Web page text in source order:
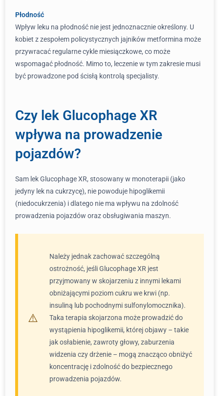
Płodność
Wpływ leku na płodność nie jest jednoznacznie określony. U
kobiet z zespołem policystycznych jajników metformina może
przywracać regularne cykle miesiączkowe, co może
wspomagać płodność. Mimo to, leczenie w tym zakresie musi
być prowadzone pod ścisłą kontrolą specjalisty.
Czy lek Glucophage XR
wpływa na prowadzenie
pojazdów?
Sam lek Glucophage XR, stosowany w monoterapii (jako
jedyny lek na cukrzycę), nie powoduje hipoglikemii
(niedocukrzenia) i dlatego nie ma wpływu na zdolność
prowadzenia pojazdów oraz obsługiwania maszyn.
Należy jednak zachować szczególną
ostrożność, jeśli Glucophage XR jest
przyjmowany w skojarzeniu z innymi lekami
obniżającymi poziom cukru we krwi (np.
insuliną lub pochodnymi sulfonylomocznika).
Taka terapia skojarzona może prowadzić do
wystąpienia hipoglikemii, której objawy – takie
jak osłabienie, zawroty głowy, zaburzenia
widzenia czy drżenie – mogą znacząco obniżyć
koncentrację i zdolność do bezpiecznego
prowadzenia pojazdów.